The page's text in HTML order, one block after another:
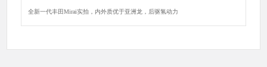
全新一代丰田Mirai实拍，内外质优于亚洲龙，后驱氢动力